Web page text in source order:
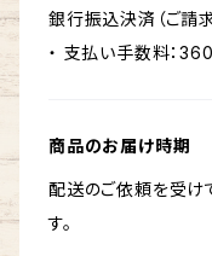
銀行振込決済（ご請
・ 支払い手数料：360
商品のお届け時期
配送のご依頼を受け
す。